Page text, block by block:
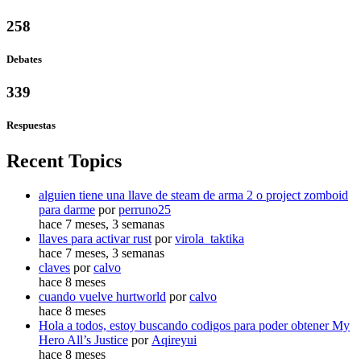
258
Debates
339
Respuestas
Recent Topics
alguien tiene una llave de steam de arma 2 o project zomboid
para darme porperruno25
hace 7 meses, 3 semanas
llaves para activar rust porvirola_taktika
hace 7 meses, 3 semanas
claves porcalvo
hace 8 meses
cuando vuelve hurtworld porcalvo
hace 8 meses
Hola a todos, estoy buscando codigos para poder obtener My
Hero All’s Justice por Aqireyui
hace 8 meses